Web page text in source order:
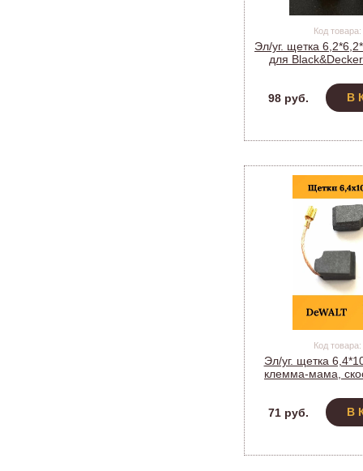
Код
Эл/уг. щетка
для
98 руб.
В
Код
Эл/уг. щетка
клемма-мама,
71 руб.
В